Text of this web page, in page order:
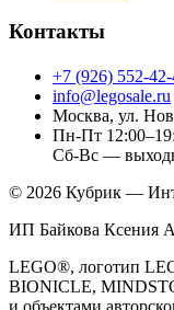
Контакты
+7 (926) 552-
info@legosale.ru
Москва, ул.
Пн-Пт
Сб-Вс —
© 2026 Кубрик —
ИП Байкова Ксения
LEGO®, логотип
BIONICLE,
и объектами